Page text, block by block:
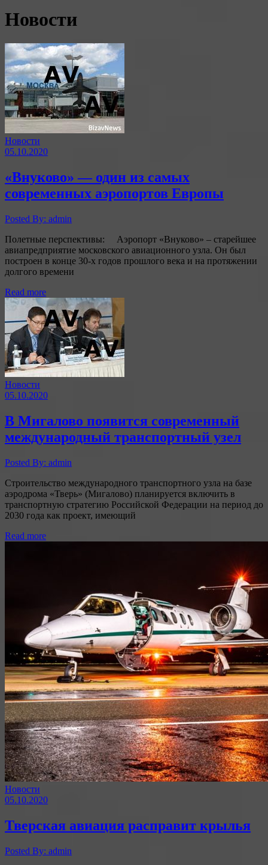
Новости
Новости
05.10.2020
«Внуково» — один из самых
современных аэропортов Европы
Posted By: admin
Полетные перспективы: Аэропорт «Внуково» – старейшее
авиапредприятие московского авиационного узла. Он был
построен в конце 30-х годов прошлого века и на протяжении
долгого времени
Read more
Новости
05.10.2020
В Мигалово появится современный
международный транспортный узел
Posted By: admin
Строительство международного транспортного узла на базе
аэродрома «Тверь» (Мигалово) планируется включить в
транспортную стратегию Российской Федерации на период до
2030 года как проект, имеющий
Read more
Новости
05.10.2020
Тверская авиация расправит крылья
Posted By: admin